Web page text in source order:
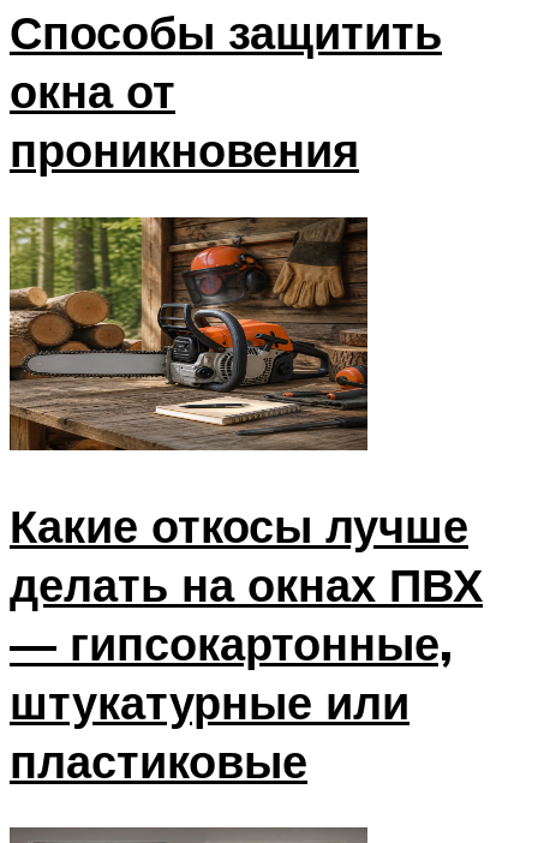
Способы защитить
окна от
проникновения
Какие откосы лучше
делать на окнах ПВХ
— гипсокартонные,
штукатурные или
пластиковые